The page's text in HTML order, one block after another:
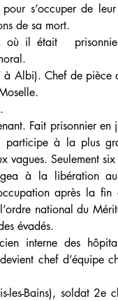
s’occuper de
de sa mort.
il était
Chef de pièce
Fait prisonnier
à la plus
vagues. Seulement
à la libération
après la fin
national du
évadés.
interne des
chef d’équipe
Bains), soldat 2e